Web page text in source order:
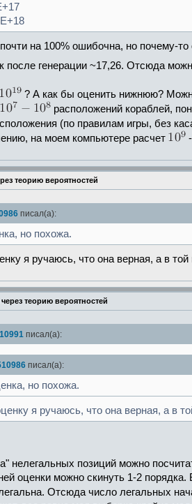
на 100% ошибочна, но почему-
после генерации ~17,26. Отсюда
? А как бы оценить нижнюю?
расположений кораблей,
(по правилам игры, без
на моем компьютере расчет
теорию вероятностей
писал(а):
но похожа.
я ручаюсь, что она верная, а в
теорию вероятностей
писал(а):
писал(а):
но похожа.
я ручаюсь, что она верная, а в
нелегальных позиций можно
оценки можно скинуть 1-2 порядка.
Отсюда число легальных